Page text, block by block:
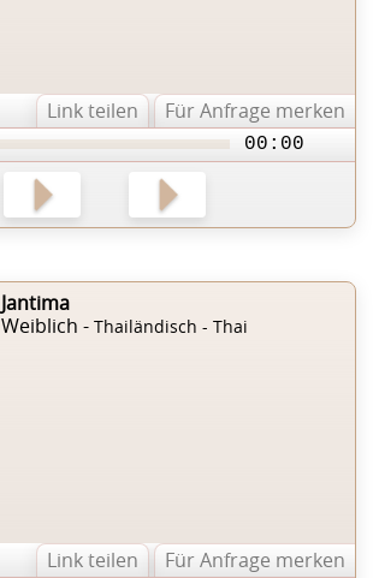
Link teilen Für Anfrage merken
00:00
Jantima
Weiblich - Thailändisch - Thai
Link teilen Für Anfrage merken